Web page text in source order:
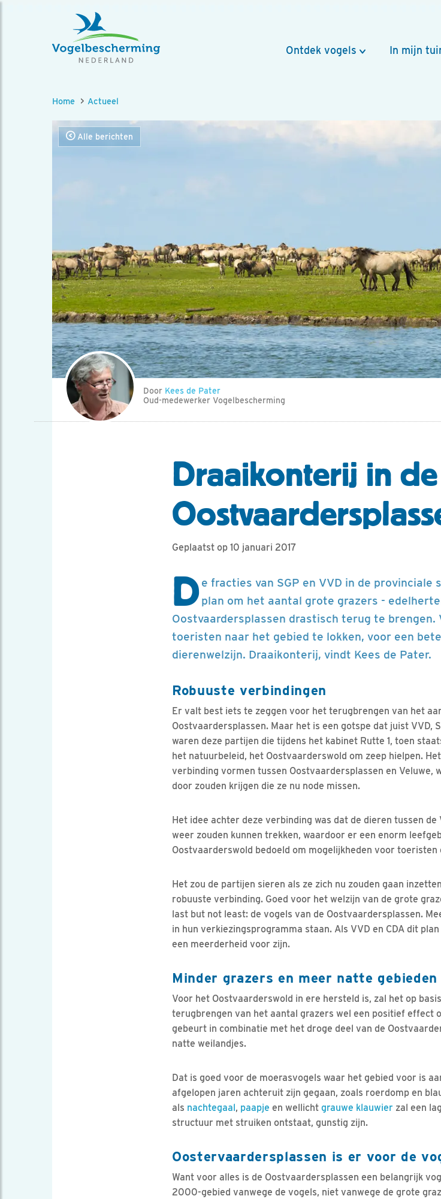
Ontdek vogels In mijn
Home Actueel
Alle berichten
Door Kees de Pater
Oud-medewerker Vogelbescherming
Draaikonterij in de
Geplaatst op 10 januari 2017
De fracties van SGP en VVD in de
plan om het aantal grote grazers -
Oostvaardersplassen drastisch terug te brengen.
toeristen naar het gebied te lokken, voor een
dierenwelzijn. Draaikonterij, vindt Kees de Pater.
Robuuste verbindingen
Er valt best iets te zeggen voor het terugbrengen van het
Oostvaardersplassen. Maar het is een gotspe dat juist VVD,
waren deze partijen die tijdens het kabinet Rutte 1, toen
het natuurbeleid, het Oostvaarderswold om zeep hielpen.
verbinding vormen tussen Oostvaardersplassen en Veluwe,
door zouden krijgen die ze nu node missen.
Het idee achter deze verbinding was dat de dieren tussen
weer zouden kunnen trekken, waardoor er een enorm
Oostvaarderswold bedoeld om mogelijkheden voor
Het zou de partijen sieren als ze zich nu zouden gaan
robuuste verbinding. Goed voor het welzijn van de grote
last but not least: de vogels van de Oostvaardersplassen.
in hun verkiezingsprogramma staan. Als VVD en CDA dit
een meerderheid voor zijn.
Minder grazers en meer natte gebieden
Voor het Oostvaarderswold in ere hersteld is, zal het op
terugbrengen van het aantal grazers wel een positief effect
gebeurt in combinatie met het droge deel van de
natte weilandjes.
Dat is goed voor de moerasvogels waar het gebied voor is
afgelopen jaren achteruit zijn gegaan, zoals roerdomp en
als nachtegaal, paapje en wellicht grauwe klauwier zal een
structuur met struiken ontstaat, gunstig zijn.
Oostervaardersplassen is er voor de
Want voor alles is de Oostvaardersplassen een belangrijk
2000-gebied vanwege de vogels, niet vanwege de grote